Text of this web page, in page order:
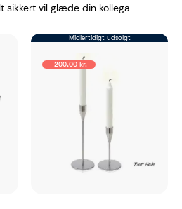
sikkert vil glæde din kollega.
Midlertidigt udsolgt
-200,00 kr.